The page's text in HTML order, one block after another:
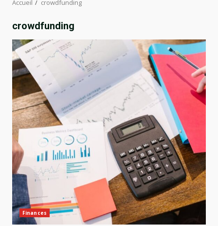
Accueil crowdfunding
crowdfunding
Finances